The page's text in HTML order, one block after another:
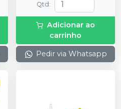
Qtd :
Adicionar ao
carrinho
Pedir via Whatsapp